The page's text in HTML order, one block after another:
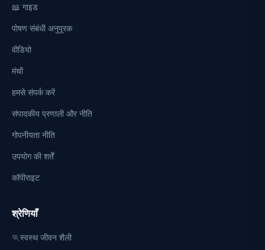
📖 गाइड
पोषण संबंधी अनुपूरक
वीडियो
मंचों
हमसे संपर्क करें
संपादकीय प्रणाली और नीति
गोपनीयता नीति
उपयोग की शर्तें
कॉपीराइट
श्रेणियाँ
🏃स्वस्थ जीवन शैली